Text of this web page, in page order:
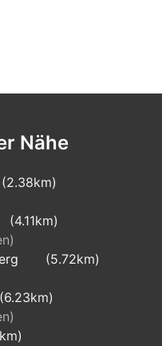
Nähe
(2.38km)
(4.11km)
(5.72km)
(6.23km)